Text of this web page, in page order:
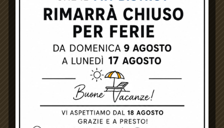
Tonno e Cipolle
Pomodoro, mozzarella, tonno, cipolle rosse